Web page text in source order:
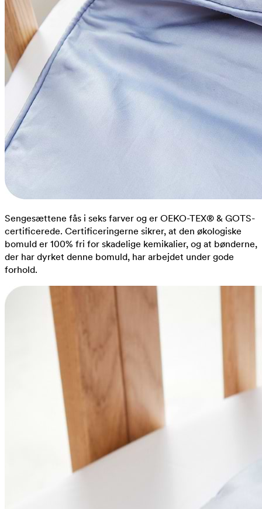
Sengesættene fås i seks farver og er OEKO-TEX® & GOTS-
certificerede. Certificeringerne sikrer, at den økologiske
bomuld er 100% fri for skadelige kemikalier, og at bønderne,
der har dyrket denne bomuld, har arbejdet under gode
forhold.